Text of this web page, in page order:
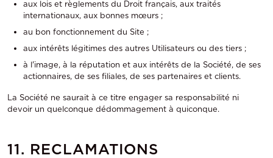
aux lois et règlements du Droit français, aux traités
internationaux, aux bonnes mœurs ;
au bon fonctionnement du Site ;
aux intérêts légitimes des autres Utilisateurs ou des tiers ;
à l'image, à la réputation et aux intérêts de la Société, de ses
actionnaires, de ses filiales, de ses partenaires et clients.
La Société ne saurait à ce titre engager sa responsabilité ni
devoir un quelconque dédommagement à quiconque.
11. RECLAMATIONS